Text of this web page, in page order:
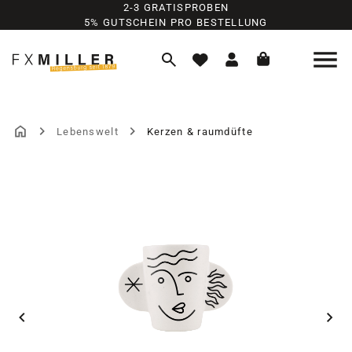
Zum Hauptinhalt springen
2-3 GRATISPROBEN
5% GUTSCHEIN PRO BESTELLUNG
Lebenswelt Kerzen & raumdüfte